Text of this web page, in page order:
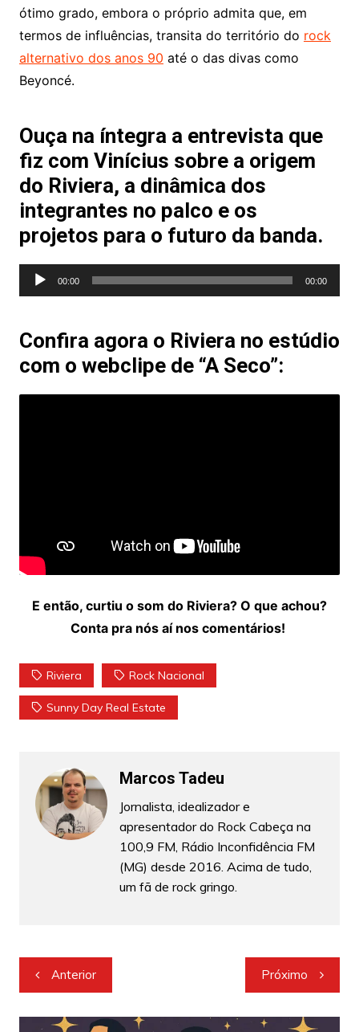
ótimo grado, embora o próprio admita que, em
termos de influências, transita do território do rock
alternativo dos anos 90 até o das divas como
Beyoncé.
Ouça na íntegra a entrevista que
fiz com Vinícius sobre a origem
do Riviera, a dinâmica dos
integrantes no palco e os
projetos para o futuro da banda.
Tocador
de
00:00 00:00
Confira agora o Riviera no estúdio
com o webclipe de “A Seco”:
E então, curtiu o som do Riviera? O que achou?
Conta pra nós aí nos comentários!
Riviera Rock Nacional
Sunny Day Real Estate
Marcos Tadeu
Jornalista, idealizador e
apresentador do Rock Cabeça na
100,9 FM, Rádio Inconfidência FM
(MG) desde 2016. Acima de tudo,
um fã de rock gringo.
Navegação
de
Post
Anterior Próximo